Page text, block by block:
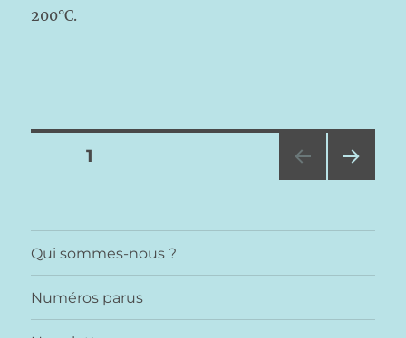
200°C.
Pagination
publications
PAGE1
Qui sommes-nous ?
Numéros parus